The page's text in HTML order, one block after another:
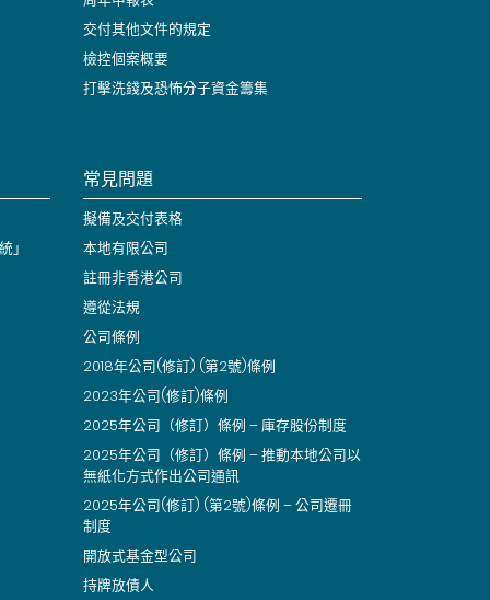
」
交付其他文件的規定
檢控個案概要
打擊洗錢及恐怖分子資金籌集
常見問題
擬備及交付表格
本地有限公司
註冊非香港公司
遵從法規
公司條例
2018年公司(修訂) (第2號)條例
2023年公司(修訂)條例
2025年公司（修訂）條例 – 庫存股份制度
2025年公司（修訂）條例 – 推動本地公司以
無紙化方式作出公司通訊
2025年公司(修訂) (第2號)條例 – 公司遷冊
制度
開放式基金型公司
持牌放債人